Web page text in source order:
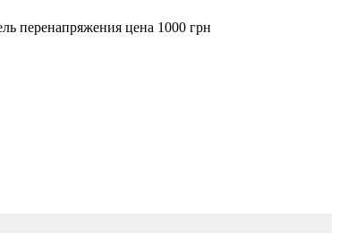
перенапряжения цена 1000 грн